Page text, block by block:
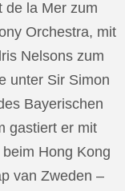
de la Mer zum
Orchestra, mit
Nelsons zum
unter Sir Simon
Bayerischen
gastiert er mit
Hong Kong
van Zweden –